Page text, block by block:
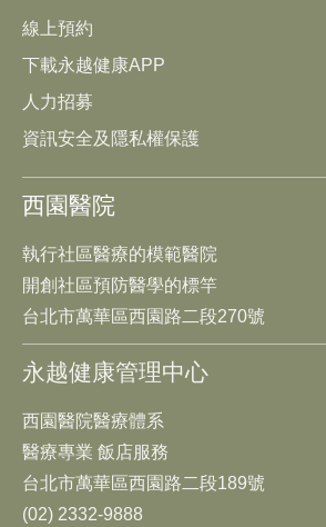
線上預約
下載永越健康APP
人力招募
資訊安全及隱私權保護
西園醫院
執行社區醫療的模範醫院
開創社區預防醫學的標竿
台北市萬華區西園路二段270號
永越健康管理中心
西園醫院醫療體系
醫療專業 飯店服務
台北市萬華區西園路二段189號
(02) 2332-9888